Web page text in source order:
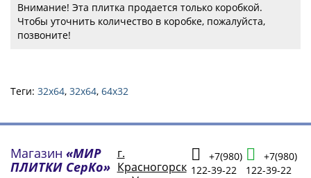
Внимание! Эта плитка продается только коробкой.
Чтобы уточнить количество в коробке, пожалуйста,
позвоните!
Теги: 32x64, 32х64, 64х32
Магазин «МИР
ПЛИТКИ СерКо»
г.
Красногорск
+7(980)
122-39-22
+7(980)
122-39-22